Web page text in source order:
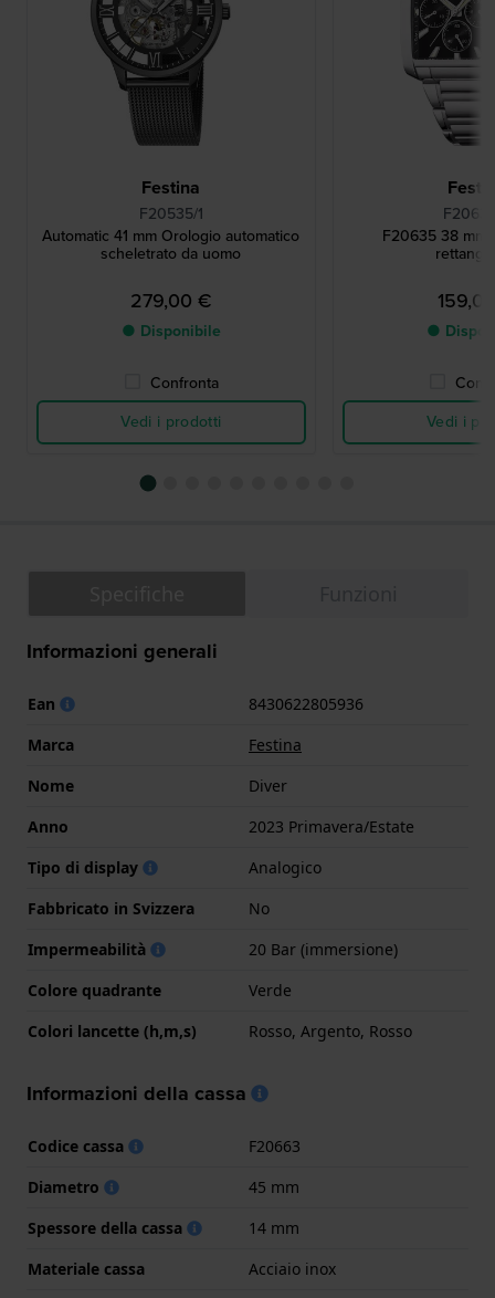
Festina
F20535/1
Automatic 41 mm Orologio automatico
scheletrato da uomo
279,00 €
● Disponibile
Confronta
Vedi i prodotti
F20635 38 mm
●
Vedi i
Informazioni generali
Ean
8430622805936
Marca
Festina
Nome
Diver
Anno
2023 Primavera/Estate
Tipo di display
Analogico
Fabbricato in Svizzera
No
Impermeabilità
20 Bar (immersione)
Colore quadrante
Verde
Colori lancette (h,m,s)
Rosso, Argento, Rosso
Informazioni della cassa
Codice cassa
F20663
Diametro
45 mm
Spessore della cassa
14 mm
Materiale cassa
Acciaio inox